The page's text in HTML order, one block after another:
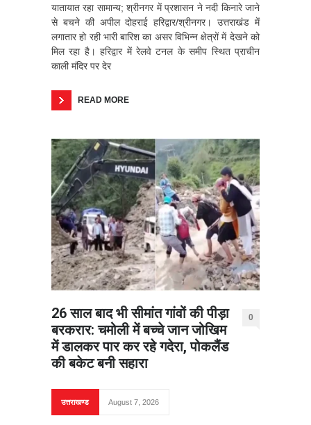
यातायात रहा सामान्य; श्रीनगर में प्रशासन ने नदी किनारे जाने
से बचने की अपील दोहराई हरिद्वार/श्रीनगर। उत्तराखंड में
लगातार हो रही भारी बारिश का असर विभिन्न क्षेत्रों में देखने को
मिल रहा है। हरिद्वार में रेलवे टनल के समीप स्थित प्राचीन
काली मंदिर पर देर
READ MORE
26 साल बाद भी सीमांत गांवों की पीड़ा
बरकरार: चमोली में बच्चे जान जोखिम
में डालकर पार कर रहे गदेरा, पोकलैंड
की बकेट बनी सहारा
0
उत्तराखण्ड August 7, 2026